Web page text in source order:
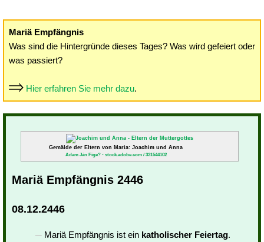
Mariä Empfängnis
Was sind die Hintergründe dieses Tages? Was wird gefeiert oder
was passiert?
Hier erfahren Sie mehr dazu.
Gemälde der Eltern von Maria: Joachim und Anna
Adam Ján Fige? - stock.adobe.com / 331544102
Mariä Empfängnis 2446
08.12.2446
Mariä Empfängnis ist ein katholischer Feiertag.